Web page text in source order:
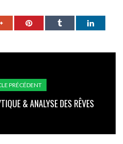
PRÉCÉDENT
& ANALYSE DES RÊVES